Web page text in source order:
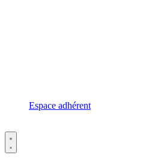
Espace adhérent